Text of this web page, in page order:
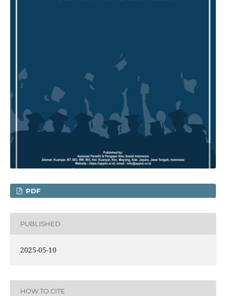
PDF
PUBLISHED
2025-05-10
HOW TO CITE